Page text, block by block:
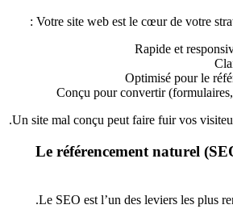
Votre site web est le cœur de votre
Rapide et
Optimisé pour le
Conçu pour convertir
Un site mal conçu peut faire fuir vos
Le référencement naturel
Le SEO est l’un des leviers les plus